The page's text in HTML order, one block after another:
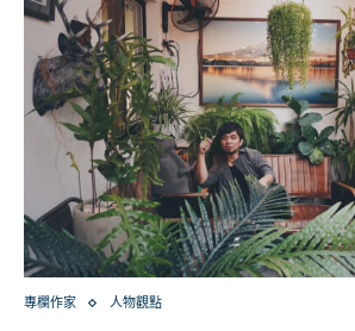
專欄作家 人物觀點